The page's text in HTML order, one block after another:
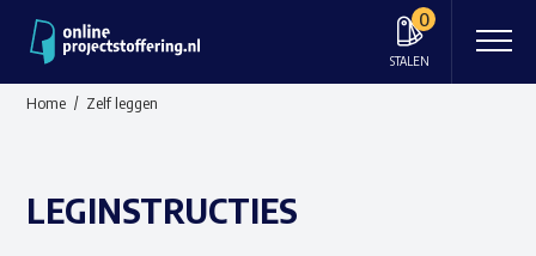
0
STALEN
Home Zelf leggen
LEGINSTRUCTIES